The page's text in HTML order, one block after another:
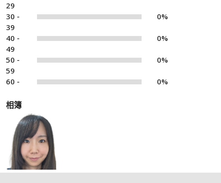
29
30 -
39
0%
40 -
49
0%
50 -
59
0%
60 - 0%
相簿